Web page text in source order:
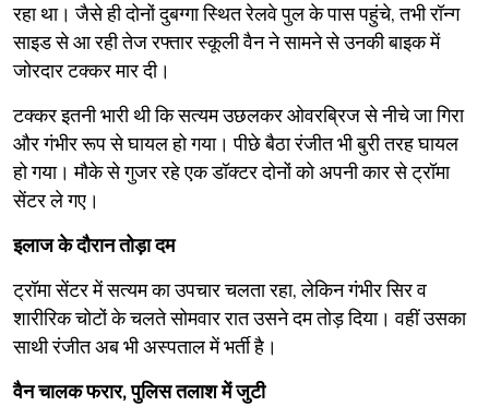
रहा था। जैसे ही दोनों दुबग्गा स्थित रेलवे पुल के पास पहुंचे, तभी रॉन्ग
साइड से आ रही तेज रफ्तार स्कूली वैन ने सामने से उनकी बाइक में
जोरदार टक्कर मार दी।
टक्कर इतनी भारी थी कि सत्यम उछलकर ओवरब्रिज से नीचे जा गिरा
और गंभीर रूप से घायल हो गया। पीछे बैठा रंजीत भी बुरी तरह घायल
हो गया। मौके से गुजर रहे एक डॉक्टर दोनों को अपनी कार से ट्रॉमा
सेंटर ले गए।
इलाज के दौरान तोड़ा दम
ट्रॉमा सेंटर में सत्यम का उपचार चलता रहा, लेकिन गंभीर सिर व
शारीरिक चोटों के चलते सोमवार रात उसने दम तोड़ दिया। वहीं उसका
साथी रंजीत अब भी अस्पताल में भर्ती है।
वैन चालक फरार, पुलिस तलाश में जुटी